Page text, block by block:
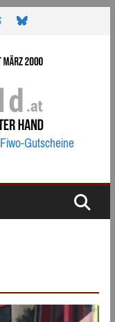
Fiwo-Gutscheine